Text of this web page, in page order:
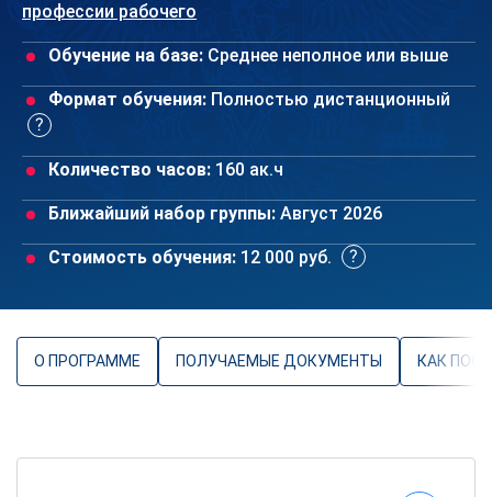
профессии рабочего
Обучение на базе: Среднее неполное или выше
Формат обучения: Полностью дистанционный
Количество часов: 160 ак.ч
Ближайший набор группы: Август 2026
Стоимость обучения: 12 000 руб.
О ПРОГРАММЕ ПОЛУЧАЕМЫЕ ДОКУМЕНТЫ КАК